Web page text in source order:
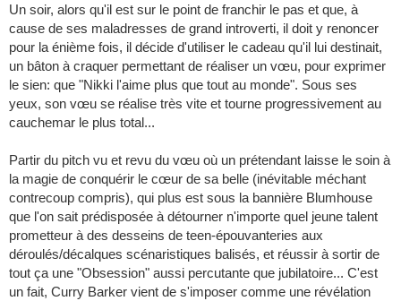
Un soir, alors qu'il est sur le point de franchir le pas et que, à
cause de ses maladresses de grand introverti, il doit y renoncer
pour la énième fois, il décide d'utiliser le cadeau qu'il lui destinait,
un bâton à craquer permettant de réaliser un vœu, pour exprimer
le sien: que "Nikki l'aime plus que tout au monde". Sous ses
yeux, son vœu se réalise très vite et tourne progressivement au
cauchemar le plus total...
Partir du pitch vu et revu du vœu où un prétendant laisse le soin à
la magie de conquérir le cœur de sa belle (inévitable méchant
contrecoup compris), qui plus est sous la bannière Blumhouse
que l'on sait prédisposée à détourner n'importe quel jeune talent
prometteur à des desseins de teen-épouvanteries aux
déroulés/décalques scénaristiques balisés, et réussir à sortir de
tout ça une "Obsession" aussi percutante que jubilatoire... C'est
un fait, Curry Barker vient de s'imposer comme une révélation